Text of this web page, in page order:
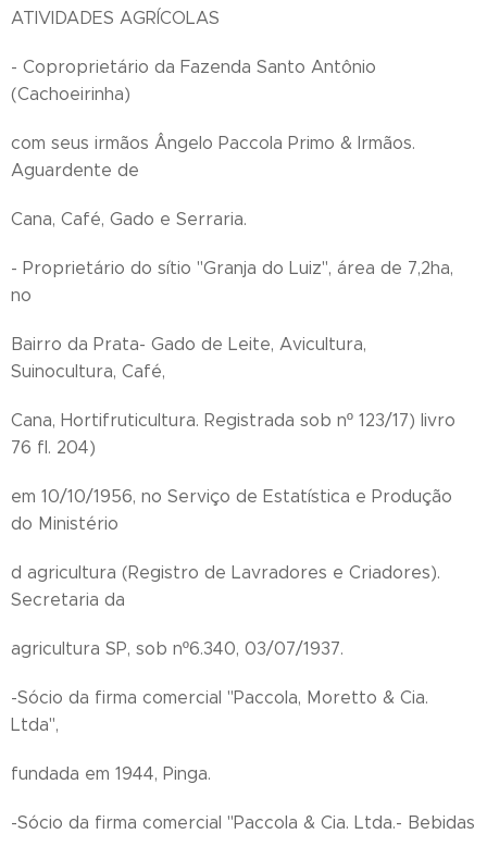
ATIVIDADES AGRÍCOLAS
- Coproprietário da Fazenda Santo Antônio
(Cachoeirinha)
com seus irmãos Ângelo Paccola Primo & Irmãos.
Aguardente de
Cana, Café, Gado e Serraria.
- Proprietário do sítio "Granja do Luiz", área de 7,2ha,
no
Bairro da Prata- Gado de Leite, Avicultura,
Suinocultura, Café,
Cana, Hortifruticultura. Registrada sob nº 123/17) livro
76 fl. 204)
em 10/10/1956, no Serviço de Estatística e Produção
do Ministério
d agricultura (Registro de Lavradores e Criadores).
Secretaria da
agricultura SP, sob nº6.340, 03/07/1937.
-Sócio da firma comercial "Paccola, Moretto & Cia.
Ltda",
fundada em 1944, Pinga.
-Sócio da firma comercial "Paccola & Cia. Ltda.- Bebidas